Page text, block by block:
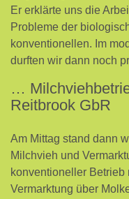
Er erklärte uns die
Probleme der
konventionellen. Im
durften wir dann noch
…
Reitbrook GbR
Am Mittag stand dann
Milchvieh und
konventioneller
Vermarktung über